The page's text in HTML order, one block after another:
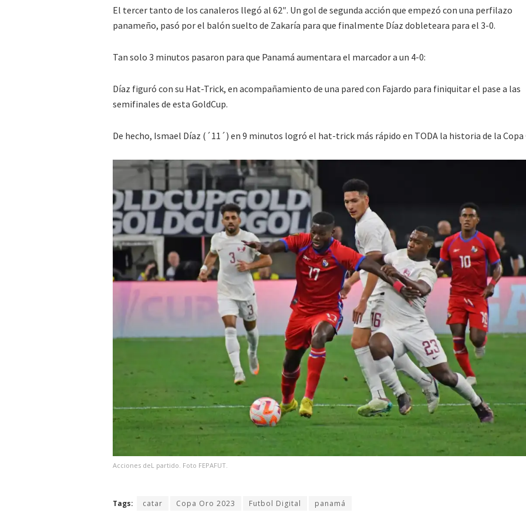
El tercer tanto de los canaleros llegó al 62″. Un gol de segunda acción que empezó con una perfilazo
panameño, pasó por el balón suelto de Zakaría para que finalmente Díaz dobleteara para el 3-0.
Tan solo 3 minutos pasaron para que Panamá aumentara el marcador a un 4-0:
Díaz figuró con su Hat-Trick, en acompañamiento de una pared con Fajardo para finiquitar el pase a las
semifinales de esta GoldCup.
De hecho, Ismael Díaz (´11´) en 9 minutos logró el hat-trick más rápido en TODA la historia de la Copa
Acciones deL partido. Foto FEPAFUT.
Tags: catar Copa Oro 2023 Futbol Digital panamá